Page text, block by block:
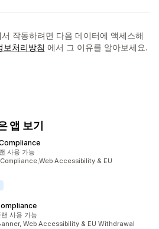
작동하려면 다음 데이터에 액세스해
보처리방침 에서 그 이유를 알아보세요.
앱 보기
사용 가능
Compliance,Web Accessibility & EU
사용 가능
Web Accessibility & EU Withdrawal